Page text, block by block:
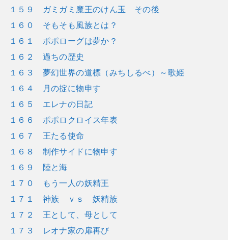
１５９ ガミガミ魔王のけん玉 その後
１６０ そもそも風族とは？
１６１ ポポローグは夢か？
１６２ 過ちの歴史
１６３ 夢幻世界の道標（みちしるべ）～歌姫
１６４ 月の掟に物申す
１６５ エレナの日記
１６６ ポポロクロイス年表
１６７ 王たる使命
１６８ 制作サイドに物申す
１６９ 陸と海
１７０ もう一人の妖精王
１７１ 神族 ｖｓ 妖精族
１７２ 王として、母として
１７３ レオナ家の扉再び